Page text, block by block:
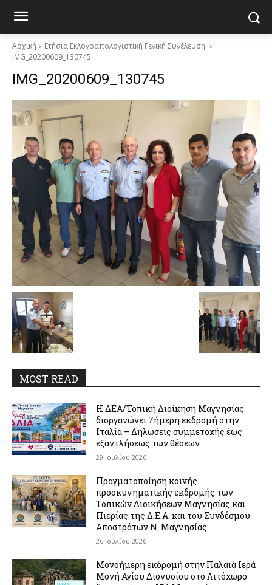
Αρχική
Ετήσια Εκλογοαπολογιστική Γενική Συνέλευση.
IMG_20200609_130745
IMG_20200609_130745
MOST READ
Η ΔΕΑ/Τοπική Διοίκηση Μαγνησίας
διοργανώνει 7ήμερη εκδρομή στην
Ιταλία – Δηλώσεις συμμετοχής έως
εξαντλήσεως των θέσεων
29 Ιουλίου 2026
Πραγματοποίηση κοινής
προσκυνηματικής εκδρομής των
Τοπικών Διοικήσεων Μαγνησίας και
Πιερίας της Δ.Ε.Α. και του Συνδέσμου
Αποστράτων Ν. Μαγνησίας
26 Ιουλίου 2026
Μονοήμερη εκδρομή στην Παλαιά Ιερά
Μονή Αγίου Διονυσίου στο Λιτόχωρο